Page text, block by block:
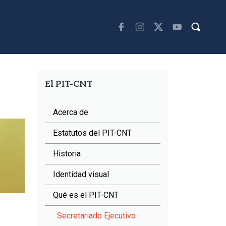
El PIT-CNT
Acerca de
Estatutos del PIT-CNT
Historia
Identidad visual
Qué es el PIT-CNT
Secretariado Ejecutivo